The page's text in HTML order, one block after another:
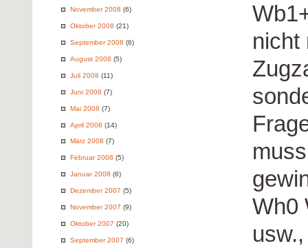
November 2008 (6)
Oktober 2008 (21)
September 2008 (6)
August 2008 (5)
Juli 2008 (11)
Juni 2008 (7)
Mai 2008 (7)
April 2008 (14)
März 2008 (7)
Februar 2008 (5)
Januar 2008 (6)
Dezember 2007 (5)
November 2007 (9)
Oktober 2007 (20)
September 2007 (6)
nicht
Wh0